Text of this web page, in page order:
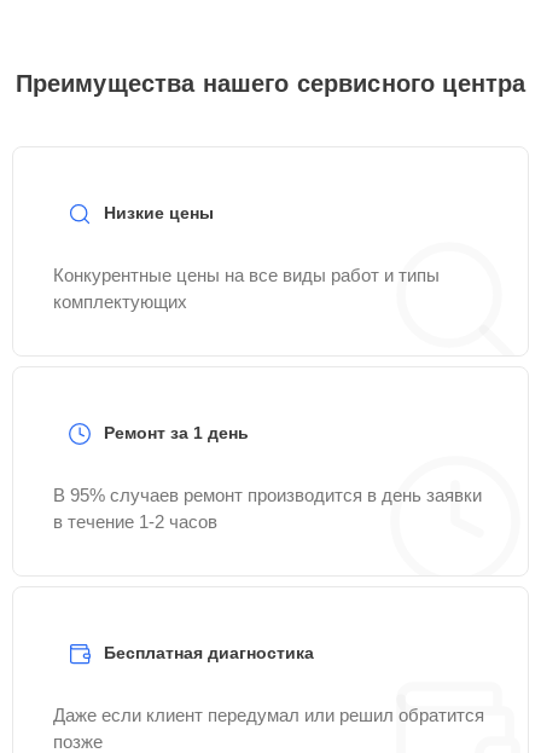
Преимущества нашего сервисного центра
Низкие цены
Конкурентные цены на все виды работ и типы
комплектующих
Ремонт за 1 день
В 95% случаев ремонт производится в день заявки
в течение 1-2 часов
Бесплатная диагностика
Даже если клиент передумал или решил обратится
позже